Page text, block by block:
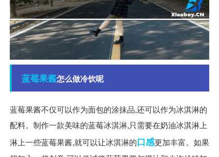
蓝莓果酱怎么做冷饮呢
蓝莓果酱不仅可以作为面包的涂抹品,还可以作为冰淇淋的
配料。制作一款美味的蓝莓冰淇淋,只需要在奶油冰淇淋上
淋上一些蓝莓果酱,就可以让冰淇淋的口感更加丰富。如果